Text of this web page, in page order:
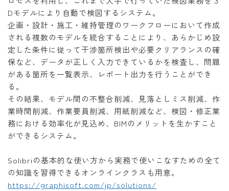
Dモデルにより自動で検図するシステム。
企画・設計・施工・維持管理のワークフローにおいて作成
される複数のモデルを統合することにより、あらかじめ設
定した条件に従って干渉箇所検出や必要クリアランスの確
保など、データが正しく入力できているかを検査し、問題
がある箇所を一覧表示、レポート出力を行うことができ
る。
その結果、モデル間の不整合削減、見落としミス削減、作
業時間削減、作業要員削減、用紙削減など、検図・修正業
務における効率化が見込め、BIMのメリットを生かすこと
ができるシステム。
Solibriの基本的な使い方から実務で使いこなすための全て
の知識を習得できるオンラインクラスも用意。
https://graphisoft.com/jp/solutions/